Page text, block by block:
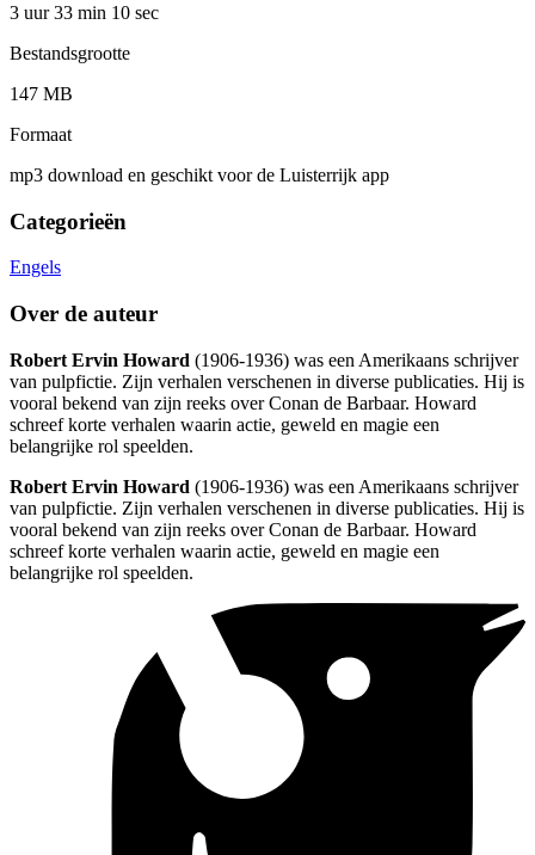
3 uur 33 min 10 sec
Bestandsgrootte
147 MB
Formaat
mp3 download en geschikt voor de Luisterrijk app
Categorieën
Engels
Over de auteur
Robert Ervin Howard (1906-1936) was een Amerikaans schrijver
van pulpfictie. Zijn verhalen verschenen in diverse publicaties. Hij is
vooral bekend van zijn reeks over Conan de Barbaar. Howard
schreef korte verhalen waarin actie, geweld en magie een
belangrijke rol speelden.
Robert Ervin Howard (1906-1936) was een Amerikaans schrijver
van pulpfictie. Zijn verhalen verschenen in diverse publicaties. Hij is
vooral bekend van zijn reeks over Conan de Barbaar. Howard
schreef korte verhalen waarin actie, geweld en magie een
belangrijke rol speelden.